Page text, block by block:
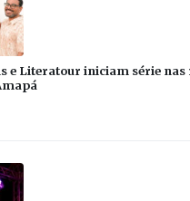
e Literatour iniciam série nas